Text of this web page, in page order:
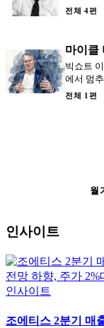
를 걸어왔
전체 4편
마이클
빅쇼트
에서 멈
교훈.
전체 1편
월
인사이트
인사이트
조에티스 2분기 매